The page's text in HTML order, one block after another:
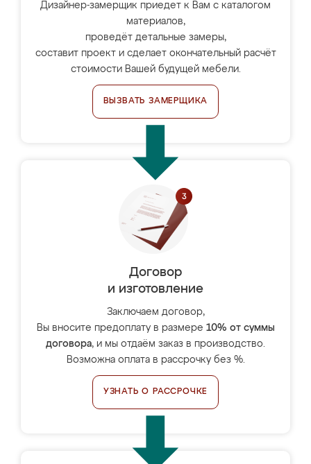
Дизайнер-замерщик приедет к Вам с каталогом
материалов,
проведёт детальные замеры,
составит проект и сделает окончательный расчёт
стоимости Вашей будущей мебели.
ВЫЗВАТЬ ЗАМЕРЩИКА
Договор
и изготовление
Заключаем договор,
Вы вносите предоплату в размере 10% от суммы
договора, и мы отдаём заказ в производство.
Возможна оплата в рассрочку без %.
УЗНАТЬ О РАССРОЧКЕ